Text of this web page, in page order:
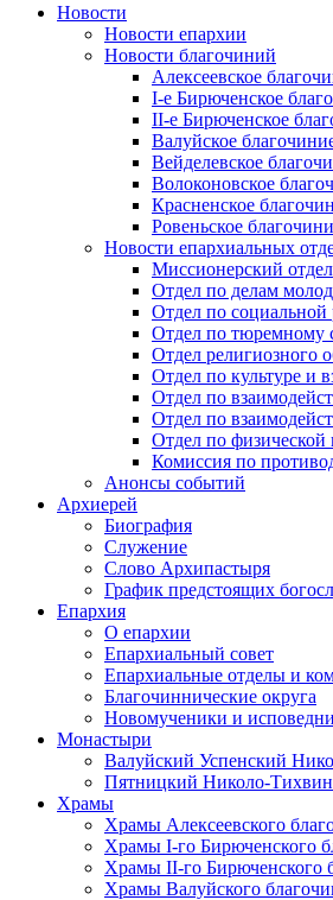
Новости
Новости епархии
Новости благочиний
Алексеевское
I-е Бирюченское
II-е Бирюченское
Валуйское
Вейделевское
Волоконовское
Красненское
Ровеньское
Новости епархиальных
Миссионерский отдел
Отдел по делам
Отдел по социальной
Отдел по тюремному
Отдел религиозного
Отдел по культуре
Отдел по
Отдел по
Отдел по физической
Комиссия по
Анонсы событий
Архиерей
Биография
Служение
Слово Архипастыря
График предстоящих
Епархия
О епархии
Епархиальный совет
Епархиальные отделы и
Благочиннические округа
Новомученики и
Монастыри
Валуйский Успенский
Пятницкий Николо-
Храмы
Храмы Алексеевского
Храмы I-го Бирюченского
Храмы II-го Бирюченского
Храмы Валуйского